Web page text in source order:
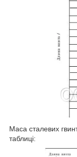
Маса сталевих
таблиці: